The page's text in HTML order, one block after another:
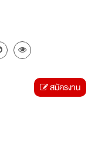
สมัครงาน